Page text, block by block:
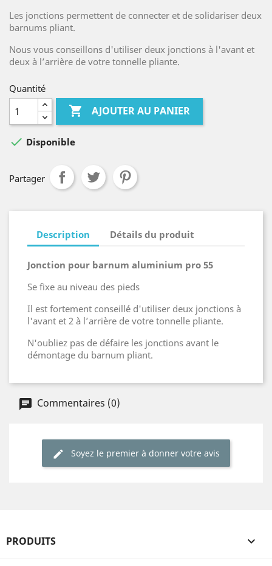
Les jonctions permettent de connecter et de solidariser deux
barnums pliant.
Nous vous conseillons d'utiliser deux jonctions à l'avant et
deux à l’arrière de votre tonnelle pliante.
Quantité
 AJOUTER AU PANIER
 Disponible
Partager
Description Détails du produit
Jonction pour barnum aluminium pro 55
Se fixe au niveau des pieds
Il est fortement conseillé d'utiliser deux jonctions à
l'avant et 2 à l’arrière de votre tonnelle pliante.
N'oubliez pas de défaire les jonctions avant le
démontage du barnum pliant.
Commentaires (0)
Soyez le premier à donner votre avis
PRODUITS 